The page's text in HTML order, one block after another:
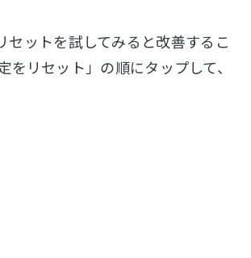
ットを試してみると改善するこ
リセット」の順にタップして、